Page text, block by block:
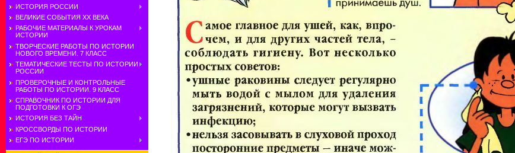
ИСТОРИЯ РОССИИ
ВЕЛИКИЕ СОБЫТИЯ ХХ ВЕКА
РАБОЧИЕ МАТЕРИАЛЫ К УРОКАМ
ИСТОРИИ
ТВОРЧЕСКИЕ РАБОТЫ ПО ИСТОРИИ
НОВОГО ВРЕМЕНИ. 7 КЛАСС
ТЕМАТИЧЕСКИЕ ТЕСТЫ ПО ИСТОРИИ
РОССИИ
ПРОВЕРОЧНЫЕ И КОНТРОЛЬНЫЕ
РАБОТЫ ПО ИСТОРИИ. 9 КЛАСС
СПРАВОЧНИК ПО ИСТОРИИ ДЛЯ
ПОДГОТОВКИ К ОГЭ
ИСТОРИЯ БЕЗ ТАЙН
КРОССВОРДЫ ПО ИСТОРИИ
ЕГЭ ПО ИСТОРИИ